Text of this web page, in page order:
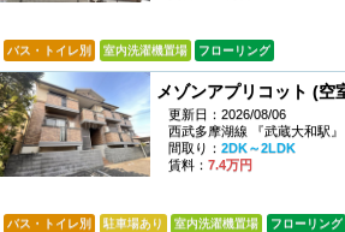
バス・トイレ別 室内洗濯機置場 フローリング
メゾンアプリコット (空
更新日：2026/08/06
西武多摩湖線 『武蔵大和駅
間取り： 2DK～2LDK
賃料： 7.4万円
バス・トイレ別 駐車場あり 室内洗濯機置場 フローリング